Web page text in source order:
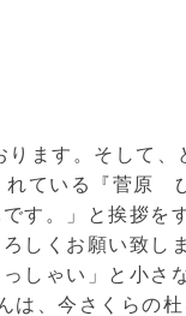
ます。そして
れている『菅
す。」と挨拶を
しくお願い致し
しゃい」と小さ
、今さくらの